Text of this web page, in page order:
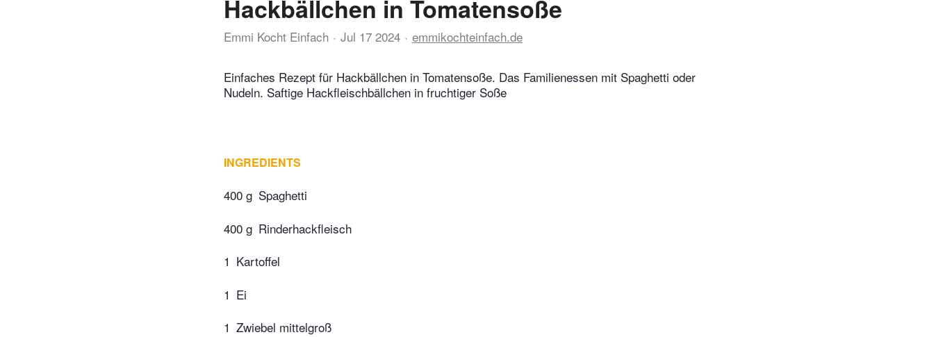
Hackbällchen in Tomatensoße
Emmi Kocht Einfach Jul 17 2024 emmikochteinfach.de
Einfaches Rezept für Hackbällchen in Tomatensoße. Das Familienessen mit Spaghetti oder
Nudeln. Saftige Hackfleischbällchen in fruchtiger Soße
INGREDIENTS
400 g Spaghetti
400 g Rinderhackfleisch
1 Kartoffel
1 Ei
1 Zwiebel mittelgroß